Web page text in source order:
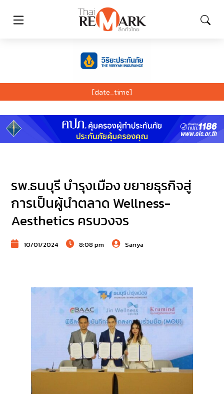
[date_time]
รพ.ธนบุรี บำรุงเมือง ขยายธุรกิจสู่
การเป็นผู้นำตลาด Wellness-
Aesthetics ครบวงจร
10/01/2024 8:08 pm Sanya